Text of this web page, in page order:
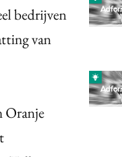
bedrijven
van
Oranje